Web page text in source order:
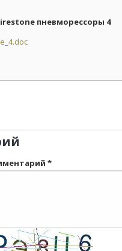
пневморессоры 4
*